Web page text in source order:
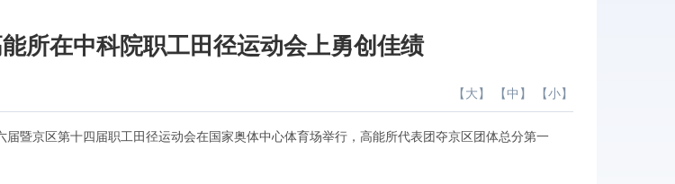
所在中科院职工田径运动会上勇创佳绩
【 大 】 【 中 】 【 小 】
届暨京区第十四届职工田径运动会在国家奥体中心体育场举行，高能所代表团夺京区团体总分第一